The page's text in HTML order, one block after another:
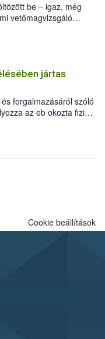
be – igaz, még
vetőmagvizsgáló
Czigler Győző által
jártas
forgalmazásáról szóló
az eb okozta fizikai
felmerülő
eb tartását és annak
jártas szakértőt.
Cookie beállítások